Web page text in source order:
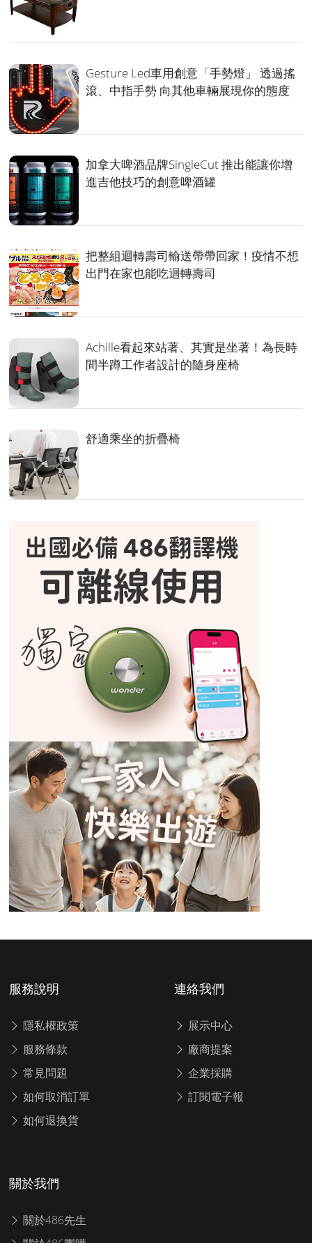
Gesture Led車用創意「手勢燈」 透過搖
滾、中指手勢 向其他車輛展現你的態度
加拿大啤酒品牌SingleCut 推出能讓你增
進吉他技巧的創意啤酒罐
把整組迴轉壽司輸送帶帶回家！疫情不想
出門在家也能吃迴轉壽司
Achille看起來站著、其實是坐著！為長時
間半蹲工作者設計的隨身座椅
舒適乘坐的折疊椅
服務說明
隱私權政策
服務條款
常見問題
如何取消訂單
如何退換貨
連絡我們
展示中心
廠商提案
企業採購
訂閱電子報
關於我們
關於486先生